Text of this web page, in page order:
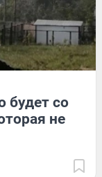
будет со
не